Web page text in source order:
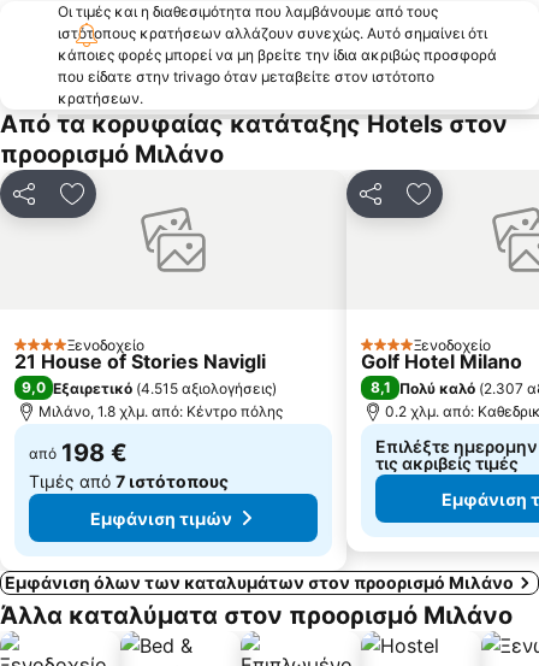
Lampugnano Metro Station
Navigli District
Gardaland Waterpark
Villa Monastero
Buonarroti Metro Station
Expo Milano
Mediolanum Forum
Minitalia Leolandia Park
Bovisasca
Wagner Metro Station
Missori Metro Station
Lotto - Fieramilanocity Metro Station
Amendola Metro Station
Στάδιο Τζιουζέππε Μαέτσα
Arco della Pace
Οι τιμές και η διαθεσιμότητα που λαμβάνουμε από τους
ιστότοπους κρατήσεων αλλάζουν συνεχώς. Αυτό σημαίνει ότι
κάποιες φορές μπορεί να μη βρείτε την ίδια ακριβώς προσφορά
που είδατε στην trivago όταν μεταβείτε στον ιστότοπο
κρατήσεων.
Από τα κορυφαίας κατάταξης Hotels στον
προορισμό Μιλάνο
ΚοινοποίησηΠροσθήκη στα αγαπημένα
4 ΑστέριαΞενοδοχείο
21 House of Stories Navigli
9,0 Εξαιρετικό (4.515 αξιολογήσεις)
Μιλάνο, 1.8 χλμ. από: Κέντρο πόλης
από 198 €
Τιμές από 7 ιστότοπους
Εμφάνιση τιμών
ΚοινοποίησηΠροσθήκη
4 ΑστέριαΞενοδοχείο
Golf Hotel Milano
8,1 Πολύ καλό (2.307
0.2 χλμ. από:
Επιλέξτε
τις ακριβείς τιμές
Εμφάνιση
Εμφάνιση όλων των καταλυμάτων στον προορισμό Μιλάνο
Άλλα καταλύματα στον προορισμό Μιλάνο